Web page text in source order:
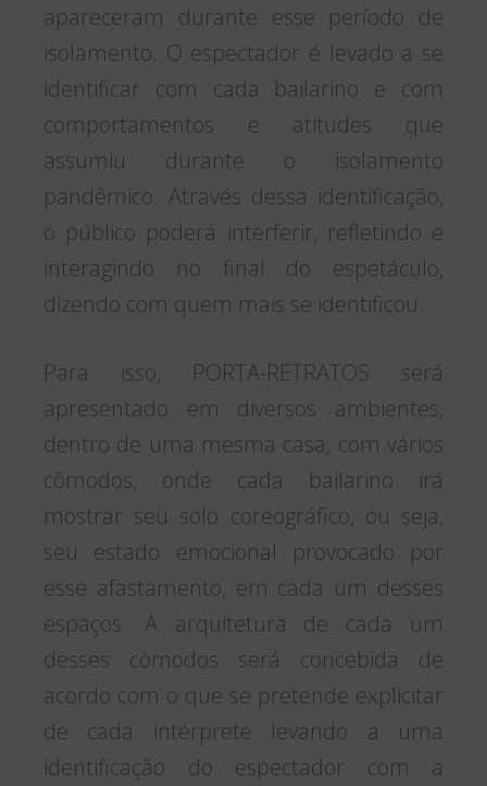
apareceram durante esse período de
isolamento. O espectador é levado a se
identificar com cada bailarino e com
comportamentos e atitudes que
assumiu durante o isolamento
pandêmico. Através dessa identificação,
o público poderá interferir, refletindo e
interagindo no final do espetáculo,
dizendo com quem mais se identificou.
Para isso, PORTA-RETRATOS será
apresentado em diversos ambientes,
dentro de uma mesma casa, com vários
cômodos, onde cada bailarino irá
mostrar seu solo coreográfico, ou seja,
seu estado emocional provocado por
esse afastamento, em cada um desses
espaços. A arquitetura de cada um
desses cômodos será concebida de
acordo com o que se pretende explicitar
de cada intérprete levando a uma
identificação do espectador com a